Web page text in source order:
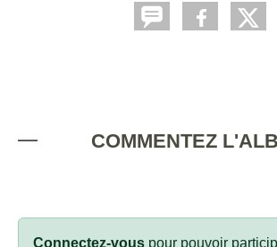
COMMENTEZ
Connectez-vous pour pouvoir